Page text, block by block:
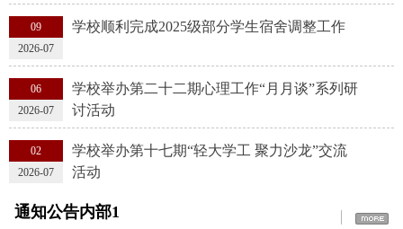
09
2026-07
学校顺利完成2025级部分学生宿舍调整工作
06
2026-07
学校举办第二十二期心理工作“月月谈”系列研
讨活动
02
2026-07
学校举办第十七期“轻大学工 聚力沙龙”交流
活动
通知公告内部1